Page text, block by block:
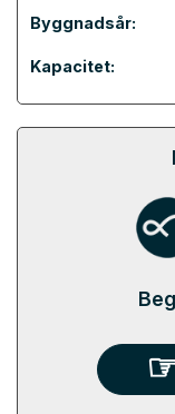
Byggnadsår:
Kapacitet: